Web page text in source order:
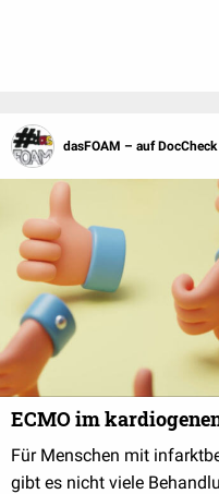
dasFOAM – auf DocCheck
ECMO im
Für Menschen mit
gibt es nicht viele